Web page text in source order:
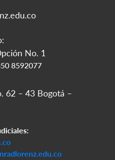
No. 1
8592077
62 – 43 Bogotá –